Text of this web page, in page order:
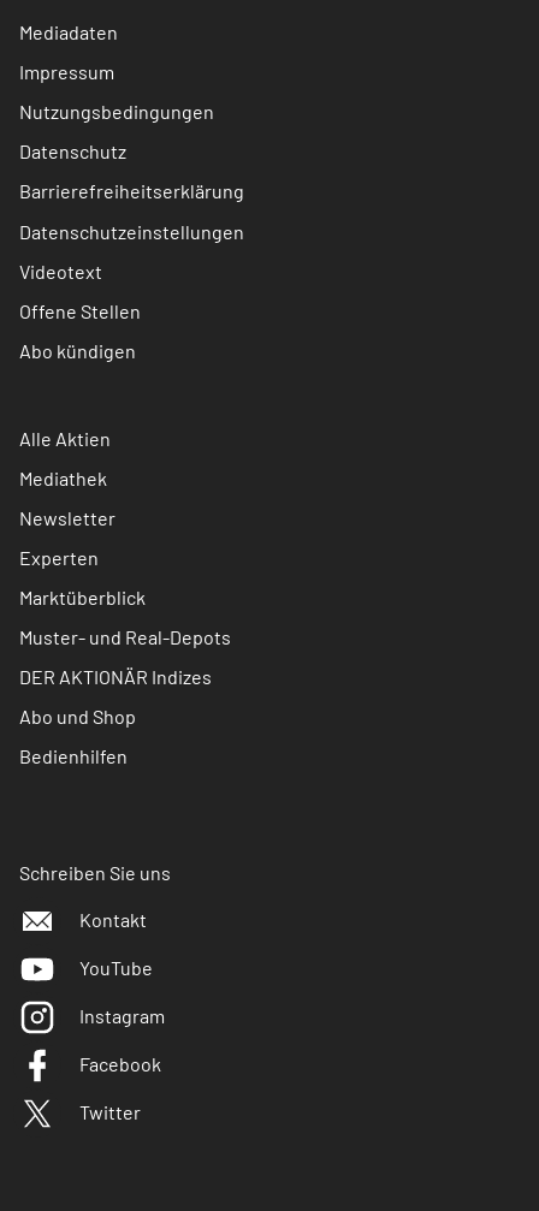
Mediadaten
Impressum
Nutzungsbedingungen
Datenschutz
Barrierefreiheitserklärung
Datenschutzeinstellungen
Videotext
Offene Stellen
Abo kündigen
Alle Aktien
Mediathek
Newsletter
Experten
Marktüberblick
Muster- und Real-Depots
DER AKTIONÄR Indizes
Abo und Shop
Bedienhilfen
Schreiben Sie uns
Kontakt
YouTube
Instagram
Facebook
Twitter